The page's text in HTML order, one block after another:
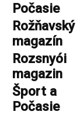
Počasie
Rožňavský
magazín
Rozsnyói
magazin
Šport a
Počasie